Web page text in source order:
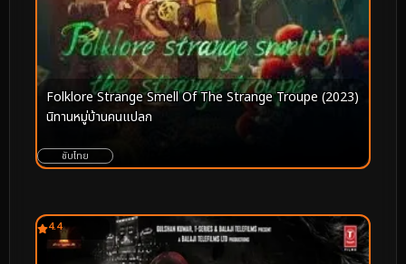
Folklore Strange Smell Of The Strange Troupe (2023)
นิทานหมู่บ้านคนแปลก
ซับไทย
4.4